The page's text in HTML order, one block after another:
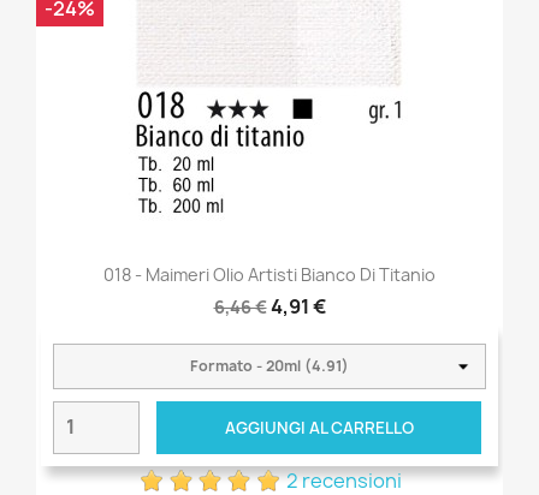
018 - Maimeri Olio Artisti Bianco Di Titanio
6,46 €4,91 €
AGGIUNGI AL CARRELLO
2 recensioni
-24%